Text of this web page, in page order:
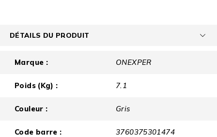
DÉTAILS DU PRODUIT
Marque : ONEXPER
Poids (Kg) : 7.1
Couleur : Gris
Code barre : 3760375301474